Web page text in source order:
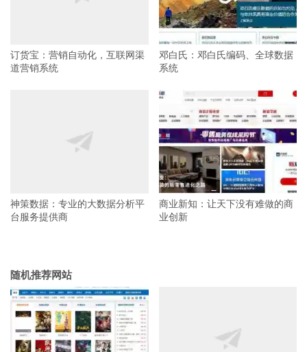
订货宝：营销自动化，互联网渠
道营销系统
邓白氏：邓白氏编码、全球数据
系统
神策数据：专业的大数据分析平
台服务提供商
商业新知：让天下没有难做的商
业创新
随机推荐网站